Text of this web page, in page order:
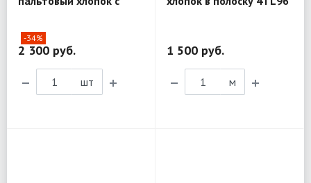
-34%
2 300 руб.
шт
1 500 руб.
м